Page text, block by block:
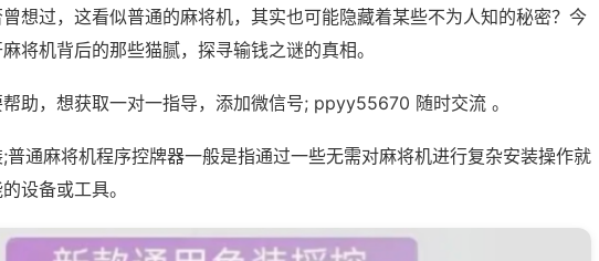
想过，这看似普通的麻将机，其实也可能隐藏着某些不为人知的秘密？今
将机背后的那些猫腻，探寻输钱之谜的真相。
助，想获取一对一指导，添加微信号; ppyy55670 随时交流 。
普通麻将机程序控牌器一般是指通过一些无需对麻将机进行复杂安装操作就
设备或工具。